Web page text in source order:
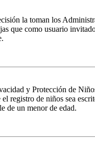
la toman los
que como usuario
y Protección de
registro de niños sea
de un menor de edad.